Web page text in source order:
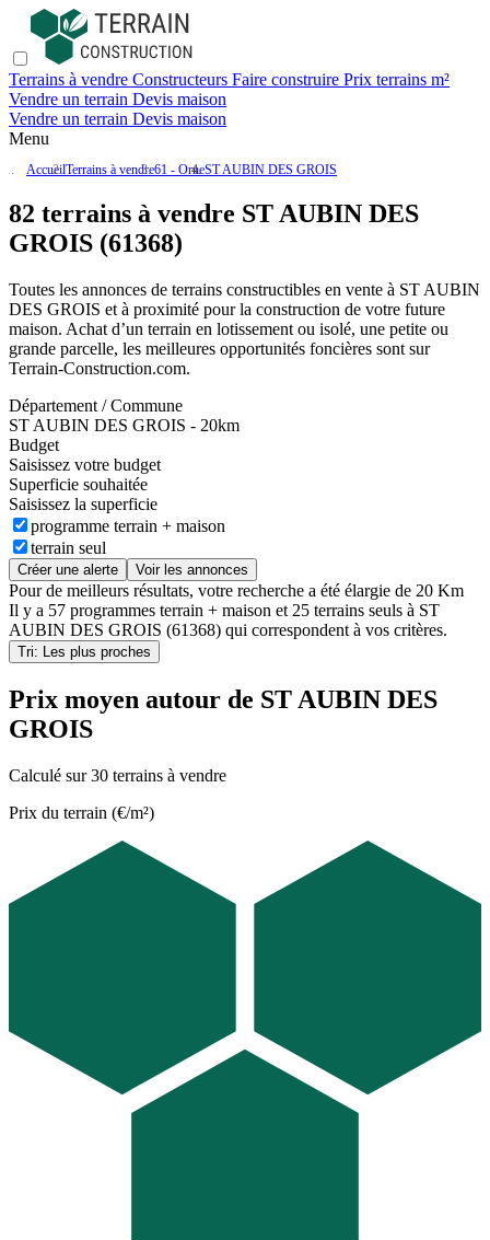
Terrains à vendre Constructeurs Faire construire Prix terrains m²
Vendre un terrain Devis maison
Vendre un terrain Devis maison
Menu
AccueilTerrains à vendre61 - OrneST AUBIN DES GROIS
82 terrains à vendre ST AUBIN DES
GROIS (61368)
Toutes les annonces de terrains constructibles en vente à ST AUBIN
DES GROIS et à proximité pour la construction de votre future
maison. Achat d’un terrain en lotissement ou isolé, une petite ou
grande parcelle, les meilleures opportunités foncières sont sur
Terrain-Construction.com.
Département / Commune
ST AUBIN DES GROIS - 20km
Budget
Saisissez votre budget
Superficie souhaitée
Saisissez la superficie
programme terrain + maison
terrain seul
Créer une alerte Voir les annonces
Pour de meilleurs résultats, votre recherche a été élargie de 20 Km
Il y a 57 programmes terrain + maison et 25 terrains seuls à ST
AUBIN DES GROIS (61368) qui correspondent à vos critères.
Tri: Les plus proches
Prix moyen autour de ST AUBIN DES
GROIS
Calculé sur 30 terrains à vendre
Prix du terrain (€/m²)